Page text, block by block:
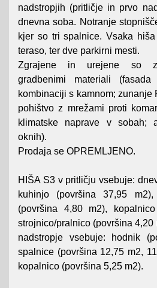
nadstropjih (pritličje in prvo
dnevna soba. Notranje
kjer so tri spalnice. Vsaka
teraso, ter dve parkirni mesti.
Zgrajene in urejene so z
gradbenimi materiali
kombinaciji s kamnom; zunanje
pohištvo z mrežami proti
klimatske naprave v sobah;
oknih).
Prodaja se OPREMLJENO.
HIŠA S3 v pritličju vsebuje:
kuhinjo (površina 37,95
(površina 4,80 m2),
strojnico/pralnico (površina 4,20
nadstropje vsebuje: hodnik
spalnice (površina 12,75 m2,
kopalnico (površina 5,25 m2).